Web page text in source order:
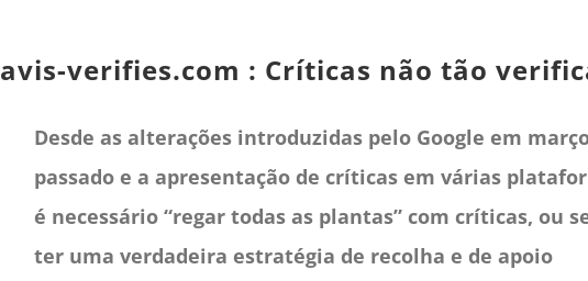
avis-verifies.com : Críticas não tão
Desde as alterações introduzidas pelo Google em
passado e a apresentação de críticas em várias
é necessário “regar todas as plantas” com críticas, ou
ter uma verdadeira estratégia de recolha e de apoio